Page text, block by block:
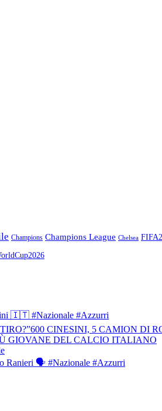
Champions Champions League Chelsea
🇮🇹 #Nazionale #Azzurri
CINESINI, 5 CAMION DI
GIOVANE DEL CALCIO ITALIANO
Ranieri 🗣️ #Nazionale #Azzurri